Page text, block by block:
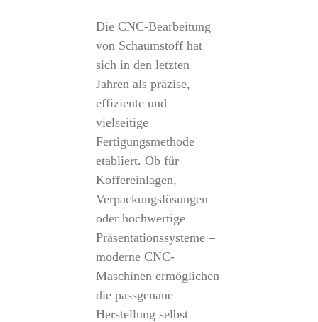
Die CNC-Bearbeitung
von Schaumstoff hat
sich in den letzten
Jahren als präzise,
effiziente und
vielseitige
Fertigungsmethode
etabliert. Ob für
Koffereinlagen,
Verpackungslösungen
oder hochwertige
Präsentationssysteme –
moderne CNC-
Maschinen ermöglichen
die passgenaue
Herstellung selbst